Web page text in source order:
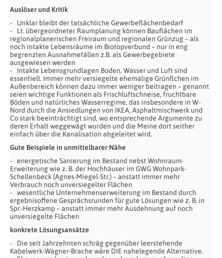
Auslöser und Kritik
Unklar bleibt der tatsächliche Gewerbeflächenbedarf
Lt. übergeordneter Raumplanung können Bauflächen im
regionalplanerischen Freiraum und regionalen Grünzug – als
noch intakte Lebensräume im Biotopverbund – nur in eng
begrenzten Ausnahmefällen z.B. als Gewerbegebiete
ausgewiesen werden
Intakte Lebensgrundlagen Boden, Wasser und Luft sind
essentiell. Immer mehr versiegelte ehemalige Grünflchen im
Außenbereich können dazu immer weniger beitragen – genannt
seien wichtige Funktionen als Frischluftschneise, fruchtbare
Böden und natürliches Wasserregime, das insbesondere in W-
Nord durch die Ansiedlungen von IKEA, Asphaltmischwerk und
Co stark beeinträchtigt sind, wo entsprechende Argumente zu
deren Erhalt weggewägt wurden und die Meine dort seither
einfach über die Kanalisation abgeleitet wird.
Gute Beispiele in unmittelbarer Nähe
energetische Sanierung im Bestand nebst Wohnraum-
Erweiterung wie z. B. der Hochhäuser im GWG Wohnpark-
Schellenbeck (Agnes-Miegel-Str.) – anstatt immer mehr
Verbrauch noch unversiegelter Flächen
wesentliche Unternehmenserweiterung im Bestand durch
ergebnisoffene Gesprächsrunden für gute Lösungen wie z. B. in
Spr.-Herzkamp – anstatt immer mehr Ausdehnung auf noch
unversiegelte Flächen
konkrete Lösungsansätze
Die seit Jahrzehnten schräg gegenüber leerstehende
Kabelwerk-Wagner-Brache wäre DIE nahelegende Alternative.